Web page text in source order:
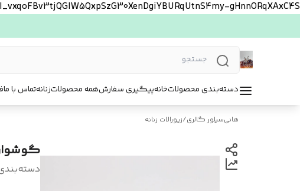
gHnnORqXAxC4S
دسته‌بندی محصولاتخانهپیگیری سفارشهمه محصولاتزنانهتماس با ما
هانی‌سیلور گالری/زیورالات زنانه
گوشواره نقره ۹۲۵ عیار